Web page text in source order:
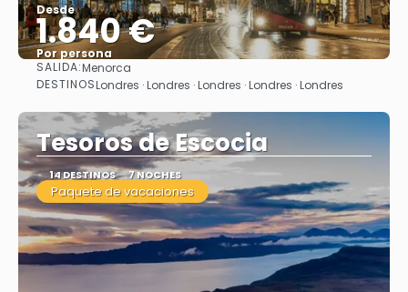
Desde
1.840 €
Por persona
Ver
SALIDA:Menorca
DESTINOSLondres · Londres · Londres · Londres · Londres
Tesoros de Escocia
14 DESTINOS 7 NOCHES
Paquete de vacaciones